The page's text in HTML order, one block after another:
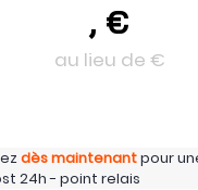
, €
au lieu de €
dès maintenantpour
24h - point relais